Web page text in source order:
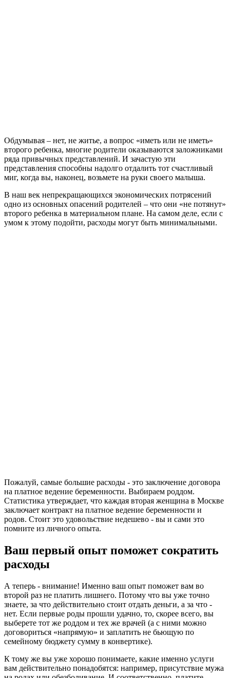
Обдумывая – нет, не житье, а вопрос «иметь или не иметь»
второго ребенка, многие родители оказываются заложниками
ряда привычных представлений. И зачастую эти
представления способны надолго отдалить тот счастливый
миг, когда вы, наконец, возьмете на руки своего малыша.
В наш век непрекращающихся экономических потрясений
одно из основных опасений родителей – что они «не потянут»
второго ребенка в материальном плане. На самом деле, если с
умом к этому подойти, расходы могут быть минимальными.
Пожалуй, самые большие расходы - это заключение договора
на платное ведение беременности. Выбираем роддом.
Статистика утверждает, что каждая вторая женщина в Москве
заключает контракт на платное ведение беременности и
родов. Стоит это удовольствие недешево - вы и сами это
помните из личного опыта.
Ваш первый опыт поможет сократить
расходы
А теперь - внимание! Именно ваш опыт поможет вам во
второй раз не платить лишнего. Потому что вы уже точно
знаете, за что действительно стоит отдать деньги, а за что -
нет. Если первые роды прошли удачно, то, скорее всего, вы
выберете тот же роддом и тех же врачей (а с ними можно
договориться «напрямую» и заплатить не бьющую по
семейному бюджету сумму в конвертике).
К тому же вы уже хорошо понимаете, какие именно услуги
вам действительно понадобятся: например, присутствие мужа